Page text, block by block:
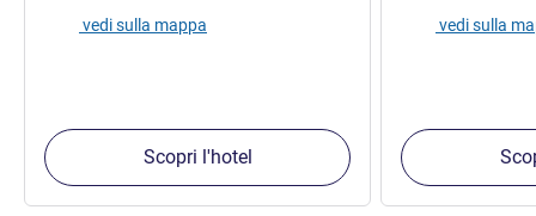
vedi sulla mappa
Scopri l'hotel
vedi sulla